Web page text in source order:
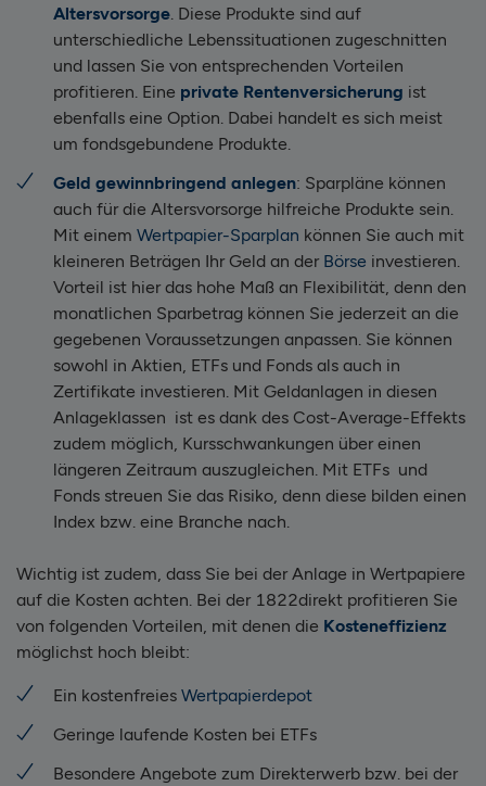
Altersvorsorge. Diese Produkte sind auf
unterschiedliche Lebenssituationen zugeschnitten
und lassen Sie von entsprechenden Vorteilen
profitieren. Eine private Rentenversicherung ist
ebenfalls eine Option. Dabei handelt es sich meist
um fondsgebundene Produkte.
Geld gewinnbringend anlegen: Sparpläne können
auch für die Altersvorsorge hilfreiche Produkte sein.
Mit einem Wertpapier-Sparplan können Sie auch mit
kleineren Beträgen Ihr Geld an der Börse investieren.
Vorteil ist hier das hohe Maß an Flexibilität, denn den
monatlichen Sparbetrag können Sie jederzeit an die
gegebenen Voraussetzungen anpassen. Sie können
sowohl in Aktien, ETFs und Fonds als auch in
Zertifikate investieren. Mit Geldanlagen in diesen
Anlageklassen ist es dank des Cost-Average-Effekts
zudem möglich, Kursschwankungen über einen
längeren Zeitraum auszugleichen. Mit ETFs und
Fonds streuen Sie das Risiko, denn diese bilden einen
Index bzw. eine Branche nach.
Wichtig ist zudem, dass Sie bei der Anlage in Wertpapiere
auf die Kosten achten. Bei der 1822direkt profitieren Sie
von folgenden Vorteilen, mit denen die Kosteneffizienz
möglichst hoch bleibt:
Ein kostenfreies Wertpapierdepot
Geringe laufende Kosten bei ETFs
Besondere Angebote zum Direkterwerb bzw. bei der